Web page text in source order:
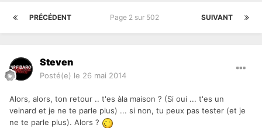
PRÉCÉDENT SUIVANT
Page 2 sur 502
Steven
Posté(e) le 26 mai 2014
Alors, alors, ton retour .. t'es àla maison ? (Si oui ... t'es un
veinard et je ne te parle plus) ... si non, tu peux pas tester (et je
ne te parle plus). Alors ?